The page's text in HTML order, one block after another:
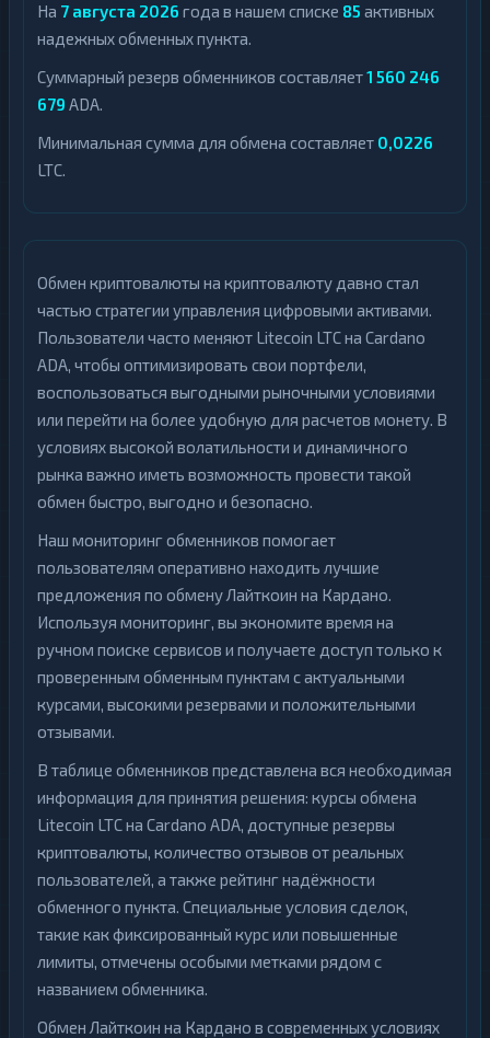
На 7 августа 2026 года в нашем списке 85 активных
надежных обменных пункта.
Суммарный резерв обменников составляет1 560 246
679 ADA.
Минимальная сумма для обмена составляет 0,0226
LTC.
Обмен криптовалюты на криптовалюту давно стал
частью стратегии управления цифровыми активами.
Пользователи часто меняют Litecoin LTC на Cardano
ADA, чтобы оптимизировать свои портфели,
воспользоваться выгодными рыночными условиями
или перейти на более удобную для расчетов монету. В
условиях высокой волатильности и динамичного
рынка важно иметь возможность провести такой
обмен быстро, выгодно и безопасно.
Наш мониторинг обменников помогает
пользователям оперативно находить лучшие
предложения по обмену Лайткоин на Кардано.
Используя мониторинг, вы экономите время на
ручном поиске сервисов и получаете доступ только к
проверенным обменным пунктам с актуальными
курсами, высокими резервами и положительными
отзывами.
В таблице обменников представлена вся необходимая
информация для принятия решения: курсы обмена
Litecoin LTC на Cardano ADA, доступные резервы
криптовалюты, количество отзывов от реальных
пользователей, а также рейтинг надёжности
обменного пункта. Специальные условия сделок,
такие как фиксированный курс или повышенные
лимиты, отмечены особыми метками рядом с
названием обменника.
Обмен Лайткоин на Кардано в современных условиях